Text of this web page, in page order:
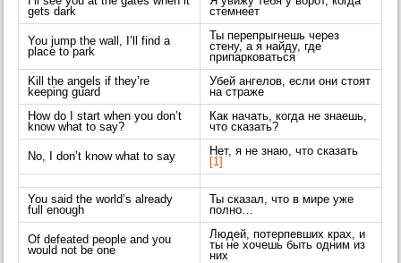
gets dark
стемнеет
You jump the wall, I’ll find a
place to park
Ты перепрыгнешь через
стену, а я найду, где
припарковаться
Kill the angels if they’re
keeping guard
Убей ангелов, если они стоят
на страже
How do I start when you don’t
know what to say?
Как начать, когда не знаешь,
что сказать?
No, I don’t know what to say
Нет, я не знаю, что сказать
[1]
You said the world’s already
full enough
Ты сказал, что в мире уже
полно…
Of defeated people and you
would not be one
Людей, потерпевших крах, и
ты не хочешь быть одним из
них